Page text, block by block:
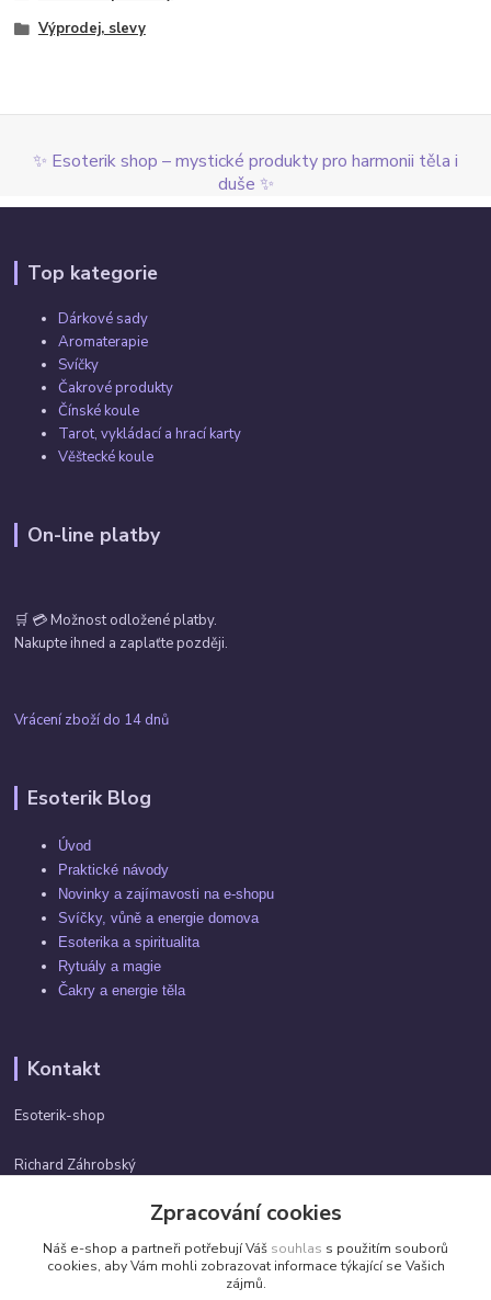
Výprodej, slevy
✨ Esoterik shop – mystické produkty pro harmonii těla i
duše ✨
Top kategorie
Dárkové sady
Aromaterapie
Svíčky
Čakrové produkty
Čínské koule
Tarot, vykládací a hrací karty
Věštecké koule
On-line platby
🛒 💳 Možnost odložené platby.
Nakupte ihned a zaplaťte později.
Vrácení zboží do 14 dnů
Esoterik Blog
Úvod
Praktické návody
Novinky a zajímavosti na e-shopu
Svíčky, vůně a energie domova
Esoterika a spiritualita
Rytuály a magie
Čakry a energie těla
Kontakt
Esoterik-shop
Richard Záhrobský
info@esoterik-shop.cz
Zpracování cookies
Náš e-shop a partneři potřebují Váš souhlas s použitím souborů
cookies, aby Vám mohli zobrazovat informace týkající se Vašich
zájmů.